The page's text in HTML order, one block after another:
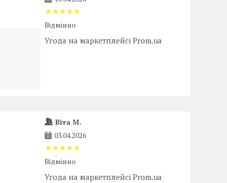
Відмінно
Угода на маркетплейсі Prom.ua
Віта М.
03.04.2026
Відмінно
Угода на маркетплейсі Prom.ua